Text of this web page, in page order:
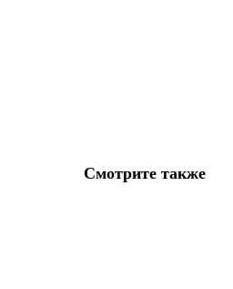
Смотрите также